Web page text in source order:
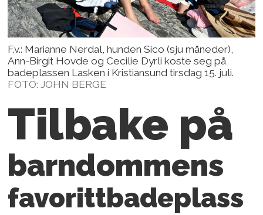
F.v.: Marianne Nerdal, hunden Sico (sju måneder),
Ann-Birgit Hovde og Cecilie Dyrli koste seg på
badeplassen Lasken i Kristiansund tirsdag 15. juli.
FOTO: JOHN BERGE
Tilbake på
barndommens
favorittbadeplass